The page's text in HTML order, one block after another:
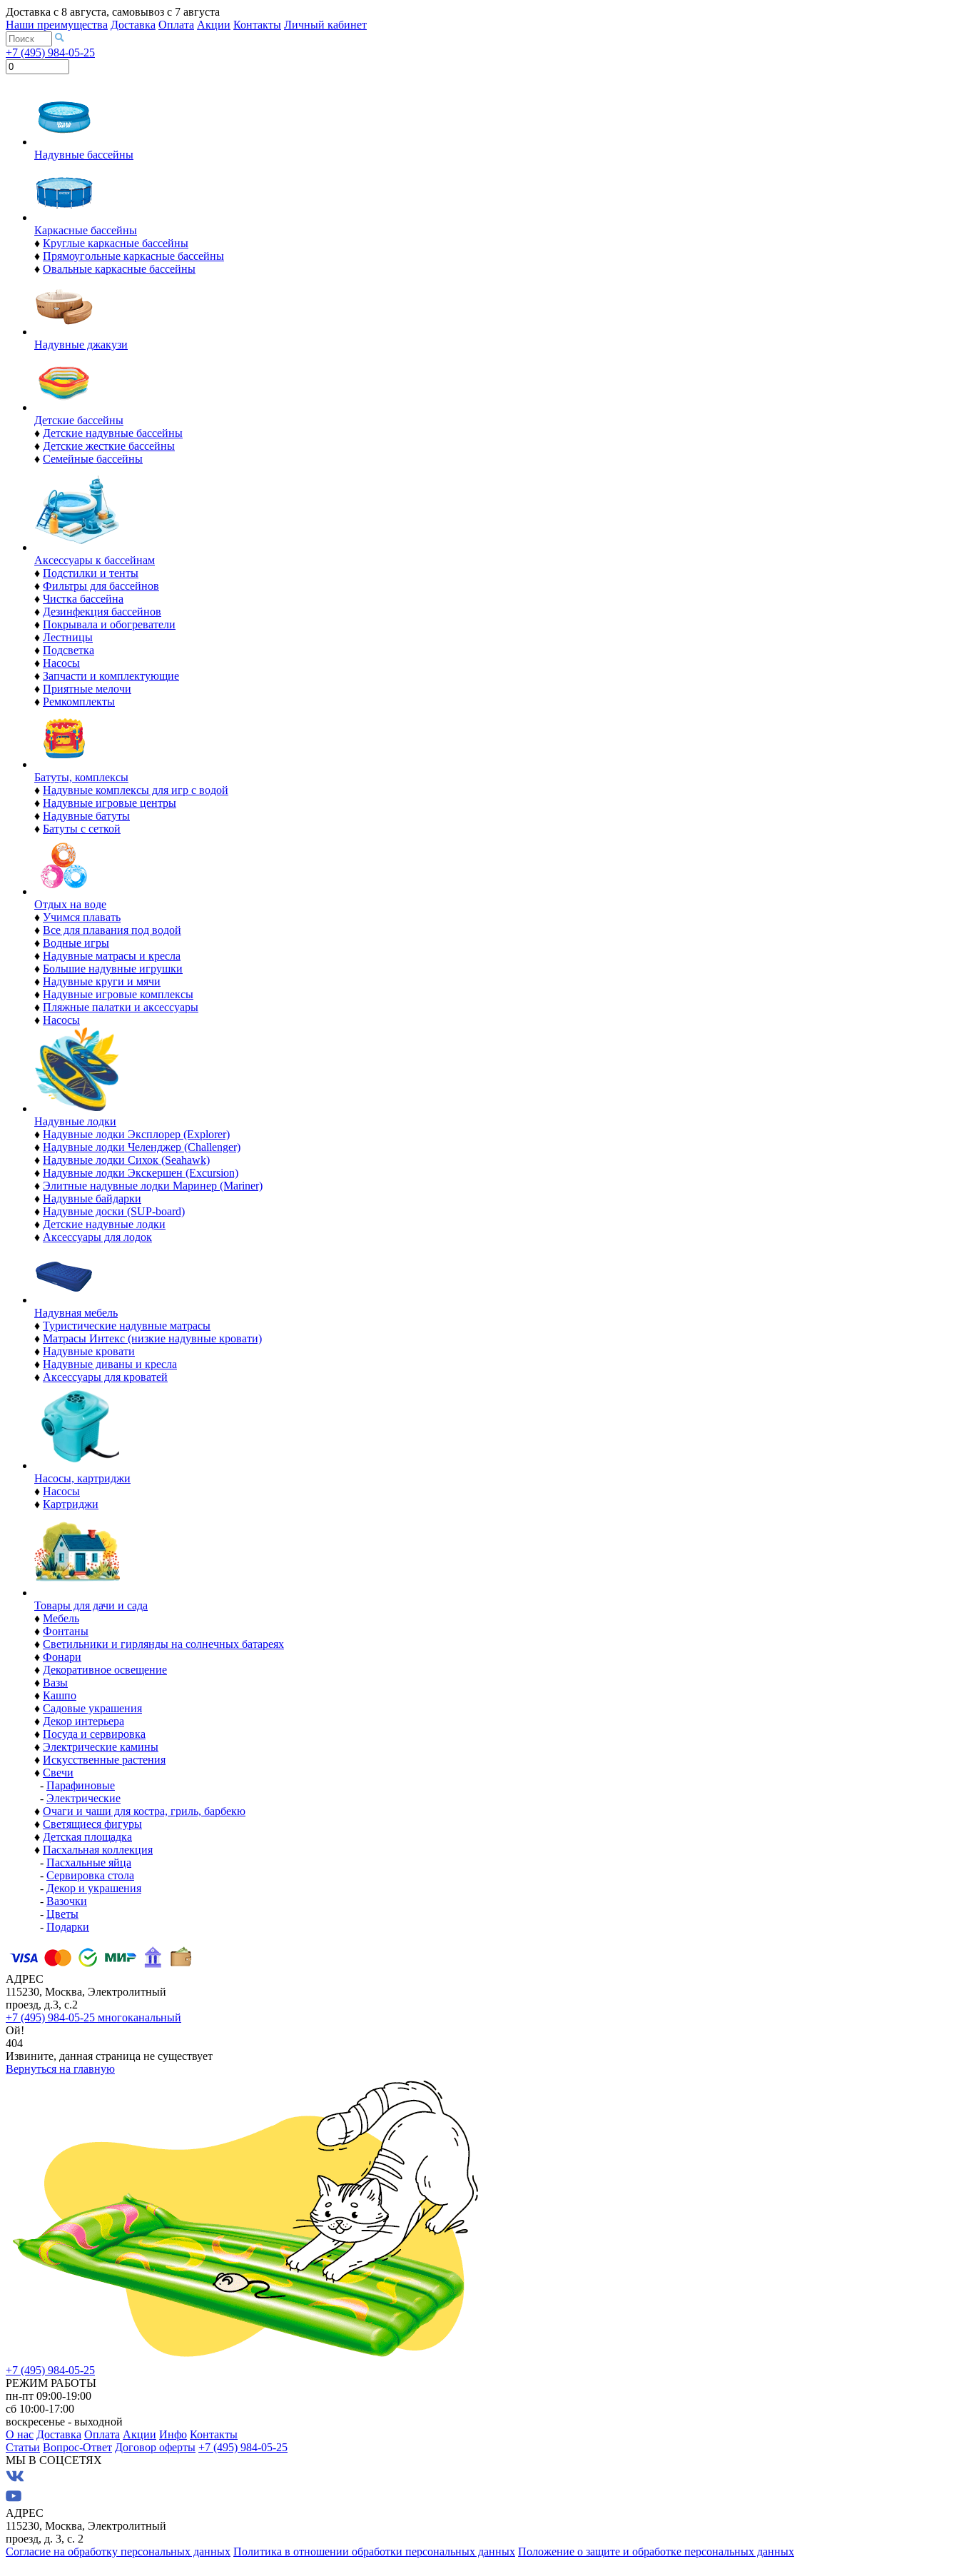
Доставка с 8 августа, самовывоз с 7 августа
Наши преимущества Доставка Оплата Акции Контакты Личный кабинет
+7 (495) 984-05-25
Надувные бассейны
Каркасные бассейны
♦ Круглые каркасные бассейны
♦ Прямоугольные каркасные бассейны
♦ Овальные каркасные бассейны
Надувные джакузи
Детские бассейны
♦ Детские надувные бассейны
♦ Детские жесткие бассейны
♦ Семейные бассейны
Аксессуары к бассейнам
♦ Подстилки и тенты
♦ Фильтры для бассейнов
♦ Чистка бассейна
♦ Дезинфекция бассейнов
♦ Покрывала и обогреватели
♦ Лестницы
♦ Подсветка
♦ Насосы
♦ Запчасти и комплектующие
♦ Приятные мелочи
♦ Ремкомплекты
Батуты, комплексы
♦ Надувные комплексы для игр с водой
♦ Надувные игровые центры
♦ Надувные батуты
♦ Батуты с сеткой
Отдых на воде
♦ Учимся плавать
♦ Все для плавания под водой
♦ Водные игры
♦ Надувные матрасы и кресла
♦ Большие надувные игрушки
♦ Надувные круги и мячи
♦ Надувные игровые комплексы
♦ Пляжные палатки и аксессуары
♦ Насосы
Надувные лодки
♦ Надувные лодки Эксплорер (Explorer)
♦ Надувные лодки Челенджер (Challenger)
♦ Надувные лодки Сихок (Seahawk)
♦ Надувные лодки Экскершен (Excursion)
♦ Элитные надувные лодки Маринер (Mariner)
♦ Надувные байдарки
♦ Надувные доски (SUP-board)
♦ Детские надувные лодки
♦ Аксессуары для лодок
Надувная мебель
♦ Туристические надувные матрасы
♦ Матрасы Интекс (низкие надувные кровати)
♦ Надувные кровати
♦ Надувные диваны и кресла
♦ Аксессуары для кроватей
Насосы, картриджи
♦ Насосы
♦ Картриджи
Товары для дачи и сада
♦ Мебель
♦ Фонтаны
♦ Светильники и гирлянды на солнечных батареях
♦ Фонари
♦ Декоративное освещение
♦ Вазы
♦ Кашпо
♦ Садовые украшения
♦ Декор интерьера
♦ Посуда и сервировка
♦ Электрические камины
♦ Искусственные растения
♦ Свечи
- Парафиновые
- Электрические
♦ Очаги и чаши для костра, гриль, барбекю
♦ Светящиеся фигуры
♦ Детская площадка
♦ Пасхальная коллекция
- Пасхальные яйца
- Сервировка стола
- Декор и украшения
- Вазочки
- Цветы
- Подарки
АДРЕС
115230, Москва, Электролитный
проезд, д.3, с.2
+7 (495) 984-05-25 многоканальный
Ой!
404
Извините, данная страница не существует
Вернуться на главную
+7 (495) 984-05-25
РЕЖИМ РАБОТЫ
пн-пт 09:00-19:00
сб 10:00-17:00
воскресенье - выходной
О нас Доставка Оплата Акции Инфо Контакты
Статьи Вопрос-Ответ Договор оферты +7 (495) 984-05-25
МЫ В СОЦСЕТЯХ
АДРЕС
115230, Москва, Электролитный
проезд, д. 3, с. 2
Согласие на обработку персональных данных Политика в отношении обработки персональных данных Положение о защите и обработке персональных данных